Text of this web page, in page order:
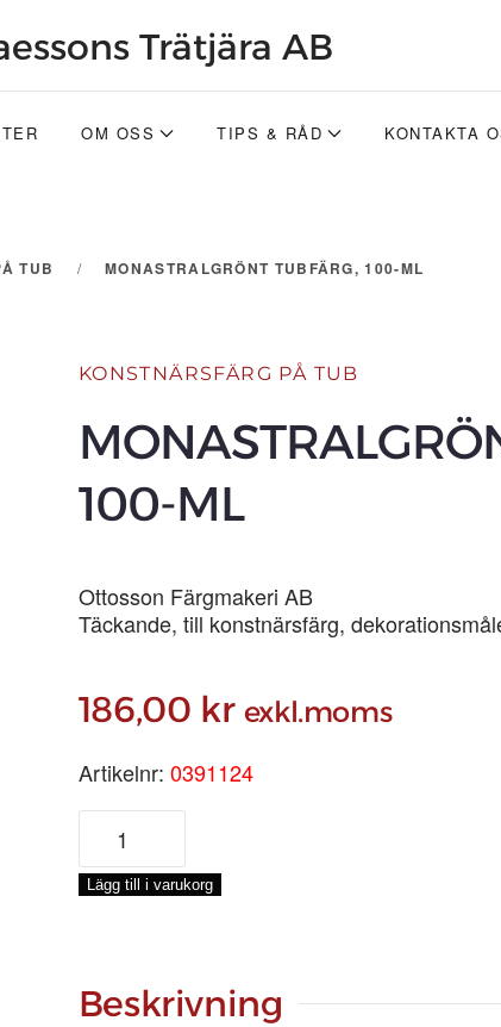
OM OSS TIPS & RÅD KONTAKTA
TUB MONASTRALGRÖNT TUBFÄRG, 100-ML
KONSTNÄRSFÄRG PÅ TUB
100-ML
Ottosson Färgmakeri AB
Täckande, till konstnärsfärg,
186,00 kr exkl.moms
Artikelnr: 0391124
MONASTRALGRÖNT
TUBFÄRG,
100-
ML
Lägg till i varukorg
Beskrivning